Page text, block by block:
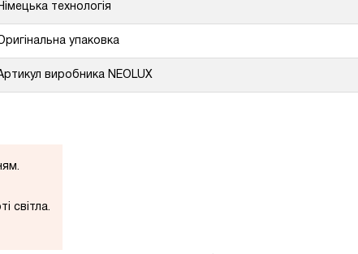
технологія
упаковка
виробника NEOLUX
світла.